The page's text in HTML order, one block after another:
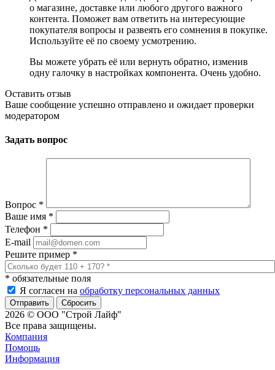
о магазине, доставке или любого другого важного
контента. Поможет вам ответить на интересующие
покупателя вопросы и развеять его сомнения в покупке.
Используйте её по своему усмотрению.
Вы можете убрать её или вернуть обратно, изменив
одну галочку в настройках компонента. Очень удобно.
Оставить отзыв
Ваше сообщение успешно отправлено и ожидает проверки
модератором
Задать вопрос
Вопрос *
Ваше имя *
Телефон *
E-mail
Решите пример *
* обязательные поля
Я согласен на обработку персональных данных
Сбросить
2026 © ООО "Строй Лайф"
Все права защищены.
Компания
Помощь
Информация